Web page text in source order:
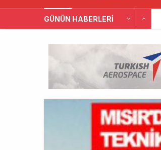
GÜNÜN HABERLERI